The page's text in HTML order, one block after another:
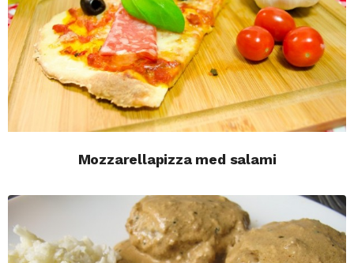
Mozzarellapizza med salami